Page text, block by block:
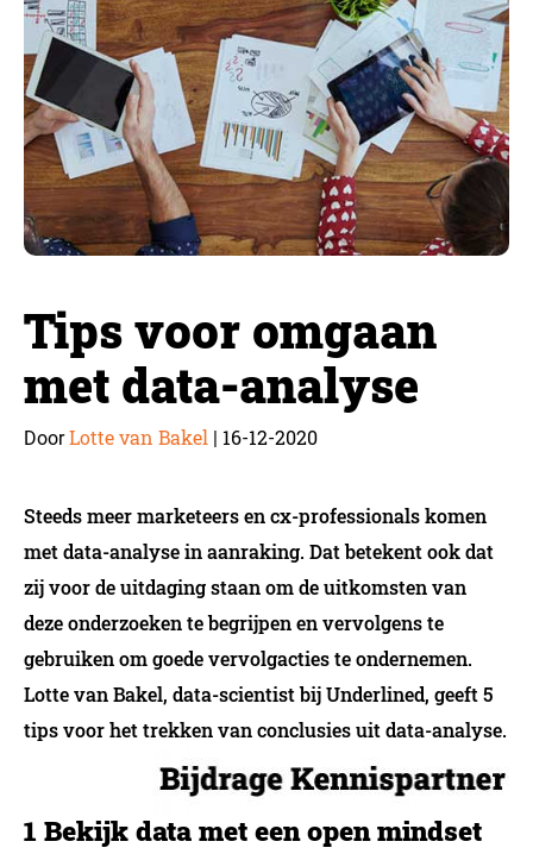
Tips voor omgaan
met data-analyse
DoorLotte van Bakel | 16-12-2020
Steeds meer marketeers en cx-professionals komen
met data-analyse in aanraking. Dat betekent ook dat
zij voor de uitdaging staan om de uitkomsten van
deze onderzoeken te begrijpen en vervolgens te
gebruiken om goede vervolgacties te ondernemen.
Lotte van Bakel, data-scientist bij Underlined, geeft 5
tips voor het trekken van conclusies uit data-analyse.
1 Bekijk data met een open mindset